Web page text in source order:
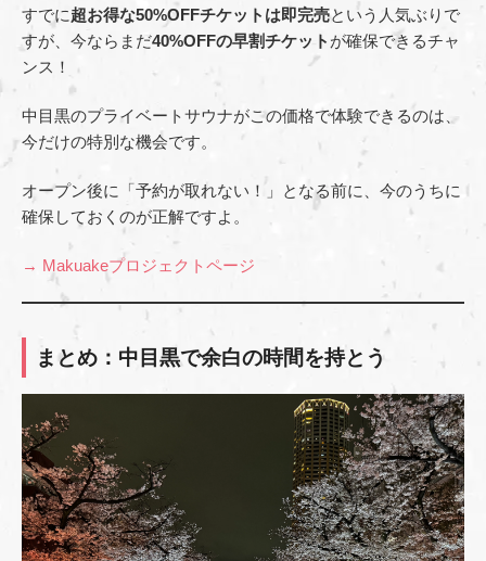
すでに超お得な50%OFFチケットは即完売という人気ぶりで
すが、今ならまだ40%OFFの早割チケット が確保できるチャ
ンス！
中目黒のプライベートサウナがこの価格で体験できるのは、
今だけの特別な機会です。
オープン後に「予約が取れない！」となる前に、今のうちに
確保しておくのが正解ですよ。
→ Makuakeプロジェクトページ
まとめ：中目黒で余白の時間を持とう